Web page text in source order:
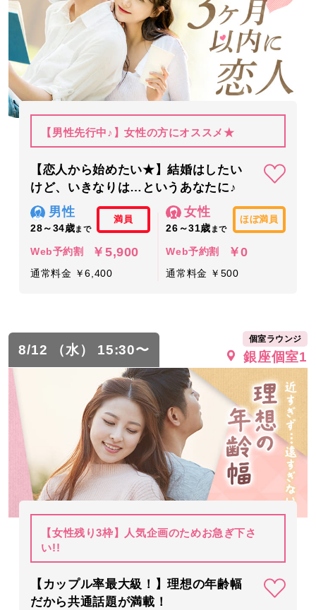
【男性先行中♪】女性の方にオススメ★
【恋人から始めたい★】結婚はしたい
けど、いきなりは…というあなたに♪
男性
28～34歳まで
満員
Web予約割 ￥5,900
通常料金 ￥6,400
女性
26～31歳 まで
ほぼ満員
Web予約割 ￥0
通常料金 ￥500
8/12 （水） 15:30〜
個室ラウンジ
銀座個室1
【女性残り3枠】人気企画のためお急ぎ下さ
い!!
【カップル率最大級！】理想の年齢幅
だから共通話題が満載！